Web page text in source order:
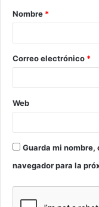
Nombre *
Correo electrónico *
Web
Guarda mi
navegador para la